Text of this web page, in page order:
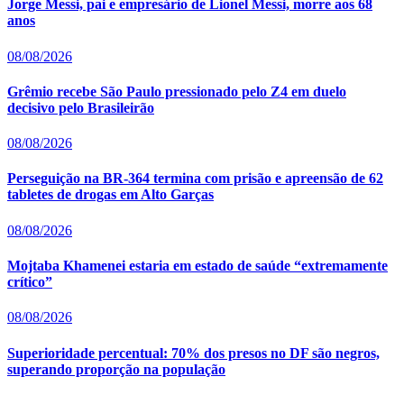
Jorge Messi, pai e empresário de Lionel Messi, morre aos 68
anos
08/08/2026
Grêmio recebe São Paulo pressionado pelo Z4 em duelo
decisivo pelo Brasileirão
08/08/2026
Perseguição na BR-364 termina com prisão e apreensão de 62
tabletes de drogas em Alto Garças
08/08/2026
Mojtaba Khamenei estaria em estado de saúde “extremamente
crítico”
08/08/2026
Superioridade percentual: 70% dos presos no DF são negros,
superando proporção na população